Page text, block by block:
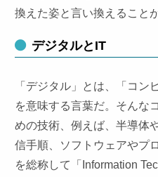
換えた姿と言い換えること
デジタルとIT
「デジタル」とは、「コン
を意味する言葉だ。そんな
めの技術、例えば、半導体
信手順、ソフトウェアやプ
を総称して「Information